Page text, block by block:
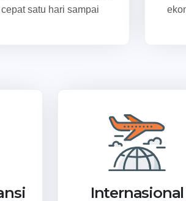
cepat satu hari sampai
Internasional